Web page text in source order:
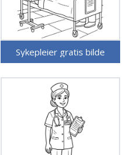
Sykepleier gratis bilde